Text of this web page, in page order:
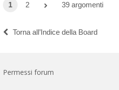
1 2 39 argomenti
Torna all’Indice della Board
Permessi forum